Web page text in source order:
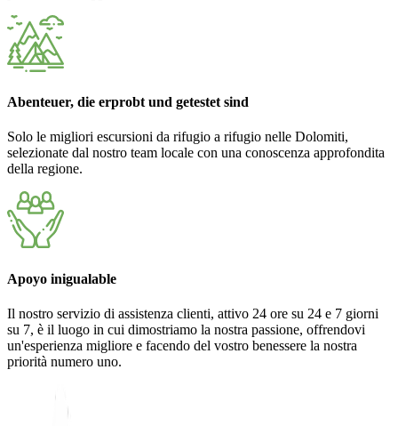
Abenteuer, die erprobt und getestet sind
Solo le migliori escursioni da rifugio a rifugio nelle Dolomiti,
selezionate dal nostro team locale con una conoscenza approfondita
della regione.
Apoyo inigualable
Il nostro servizio di assistenza clienti, attivo 24 ore su 24 e 7 giorni
su 7, è il luogo in cui dimostriamo la nostra passione, offrendovi
un'esperienza migliore e facendo del vostro benessere la nostra
priorità numero uno.